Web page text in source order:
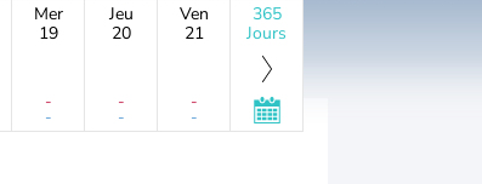
Mer
19
-
-
Jeu
20
-
-
Ven
21
-
-
365
Jours